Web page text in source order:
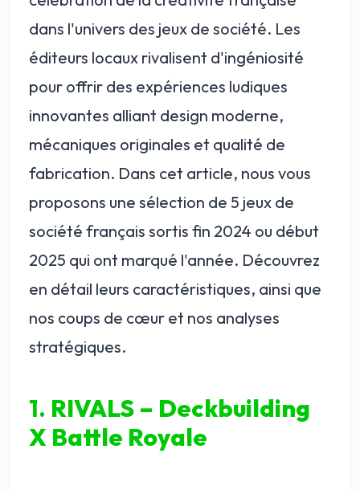
dans l'univers des jeux de société. Les
éditeurs locaux rivalisent d'ingéniosité
pour offrir des expériences ludiques
innovantes alliant design moderne,
mécaniques originales et qualité de
fabrication. Dans cet article, nous vous
proposons une sélection de 5 jeux de
société français sortis fin 2024 ou début
2025 qui ont marqué l'année. Découvrez
en détail leurs caractéristiques, ainsi que
nos coups de cœur et nos analyses
stratégiques.
1. RIVALS – Deckbuilding
X Battle Royale